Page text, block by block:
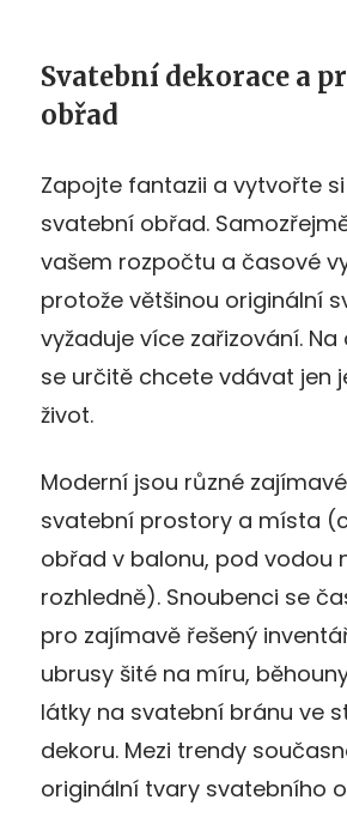
Svatební dekorace a
obřad
Zapojte fantazii a vytvořte
svatební obřad.
vašem rozpočtu a časové
protože většinou originální
vyžaduje více zařizování.
se určitě chcete vdávat jen
život.
Moderní jsou různé
svatební prostory a místa
obřad v balonu, pod vodou
rozhledně). Snoubenci se
pro zajímavě řešený
ubrusy šité na míru,
látky na svatební bránu ve
dekoru. Mezi trendy
originální tvary svatebního